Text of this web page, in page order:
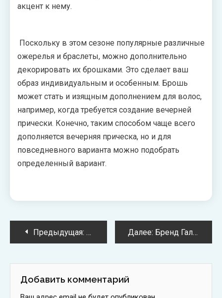
акцент к нему.
Поскольку в этом сезоне популярные различные
ожерелья и браслеты, можно дополнительно
декорировать их брошками. Это сделает ваш
образ индивидуальным и особенным. Брошь
может стать и изящным дополнением для волос,
например, когда требуется создание вечерней
прически. Конечно, таким способом чаще всего
дополняется вечерняя прическа, но и для
повседневного варианта можно подобрать
определенный вариант.
Навигация
записям
Предыдущая: Бренд Chapurin: элегантность
Далее: Бренд Гальяно: история дизайнера
Добавить комментарий